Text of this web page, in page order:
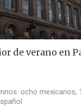
de verano en
ocho mexicanos,